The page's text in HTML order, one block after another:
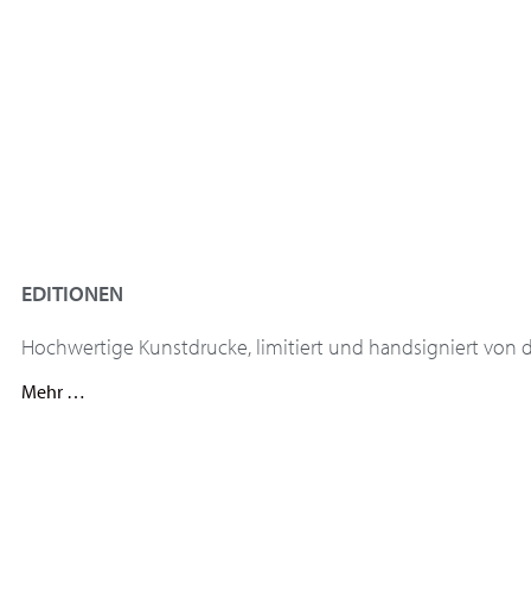
EDITIONEN
Hochwertige Kunstdrucke, limitiert und handsigniert von
Mehr …